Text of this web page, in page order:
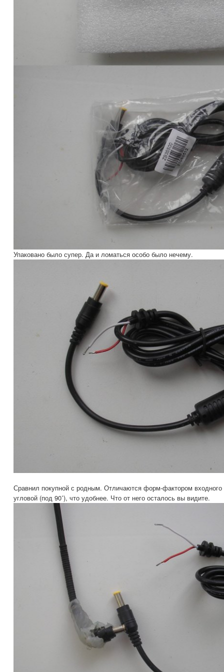
Упаковано было супер. Да и ломаться особо было нечему.
Сравнил покупной с родным. Отличаются форм-фактором
угловой (под 90˚), что удобнее. Что от него осталось вы видите.